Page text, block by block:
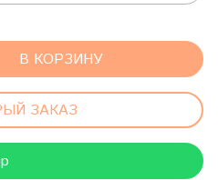
В КОРЗИНУ
ЗАКАЗ